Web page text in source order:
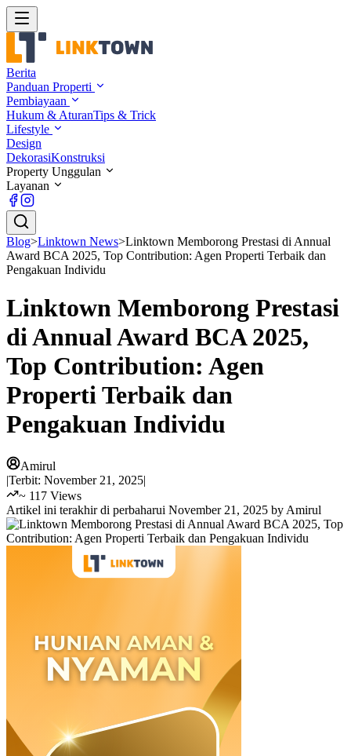
Berita
Panduan Properti
Pembiayaan
Hukum & AturanTips & Trick
Lifestyle
Design
DekorasiKonstruksi
Property Unggulan
Layanan
Blog>Linktown News>Linktown Memborong Prestasi di Annual
Award BCA 2025, Top Contribution: Agen Properti Terbaik dan
Pengakuan Individu
Linktown Memborong Prestasi
di Annual Award BCA 2025,
Top Contribution: Agen
Properti Terbaik dan
Pengakuan Individu
Amirul
|Terbit: November 21, 2025|
~ 117 Views
Artikel ini terakhir di perbaharui November 21, 2025 by Amirul